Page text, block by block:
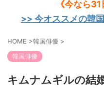
《今なら
>> 今オススメの韓
HOME >韓国俳優 >
韓国俳優
キムナムギルの結